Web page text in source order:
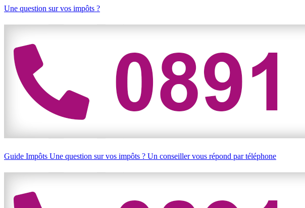
Une question sur vos impôts ?
Guide Impôts Une question sur vos impôts ? Un conseiller vous répond par téléphone